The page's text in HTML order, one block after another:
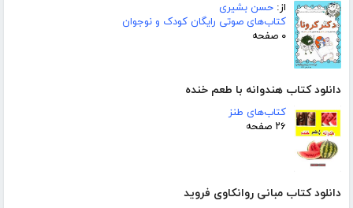
از: حسن بشیری
کتاب‌های صوتی رایگان کودک و نوجوان
۰ صفحه
دانلود کتاب هندوانه با طعم خنده
کتاب‌های طنز
۲۶ صفحه
دانلود کتاب مبانی روانکاوی فروید